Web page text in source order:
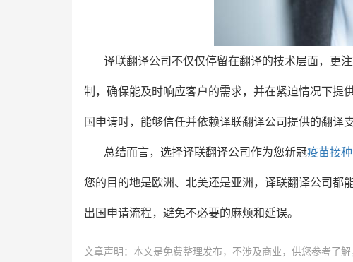
译联翻译公司不仅仅停留在翻译的技术层面，更
制，确保能及时响应客户的需求，并在紧迫情况下提
国申请时，能够信任并依赖译联翻译公司提供的翻译支
总结而言，选择译联翻译公司作为您新冠疫苗接
您的目的地是欧洲、北美还是亚洲，译联翻译公司都
出国申请流程，避免不必要的麻烦和延误。
文章声明：本文是免费整理发布，不涉及商业，供您参考了解